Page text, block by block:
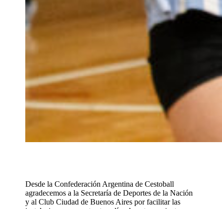
Desde la Confederación Argentina de Cestoball
agradecemos a la Secretaría de Deportes de la Nación
y al Club Ciudad de Buenos Aires por facilitar las